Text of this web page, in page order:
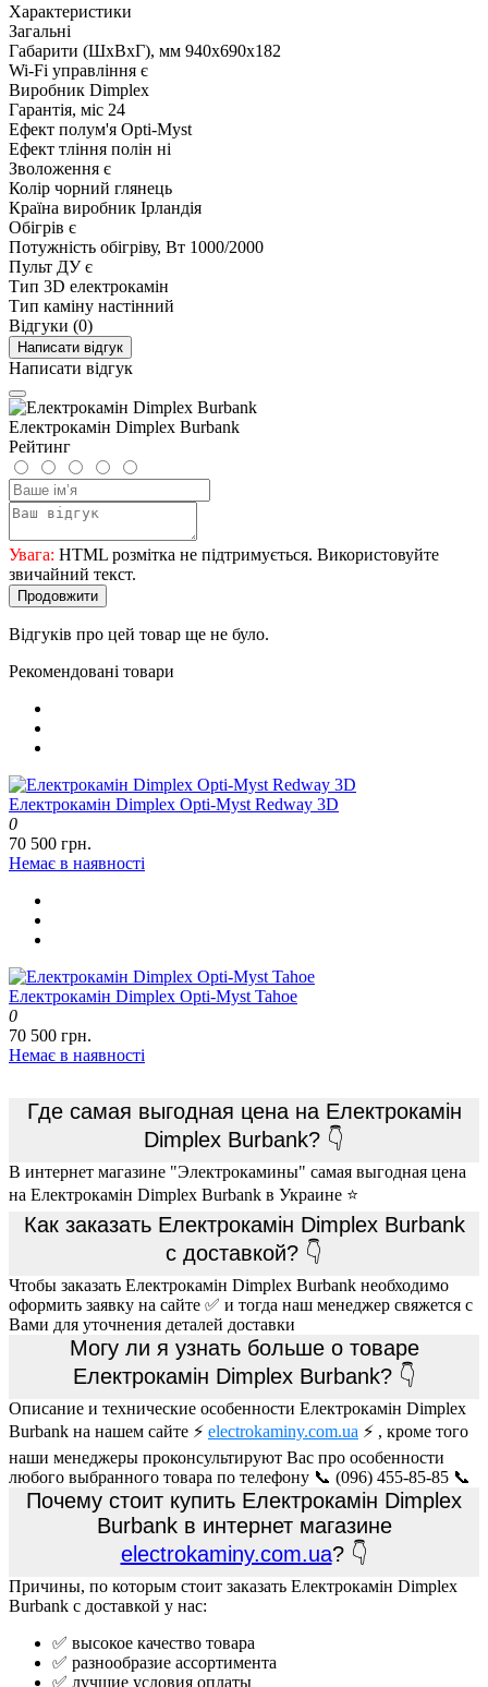
Характеристики
Загальні
Габарити (ШxВxГ), мм 940x690x182
Wi-Fi управління є
Виробник Dimplex
Гарантія, міс 24
Ефект полум'я Opti-Myst
Ефект тління полін ні
Зволоження є
Колір чорний глянець
Країна виробник Ірландія
Обігрів є
Потужність обігріву, Вт 1000/2000
Пульт ДУ є
Тип 3D електрокамін
Тип каміну настінний
Відгуки (0)
Написати відгук
Написати відгук
Електрокамін Dimplex Burbank
Рейтинг
Увага: HTML розмітка не підтримується. Використовуйте
звичайний текст.
Продовжити
Відгуків про цей товар ще не було.
Рекомендовані товари
Електрокамін Dimplex Opti-Myst Redway 3D
0
70 500 грн.
Немає в наявності
Електрокамін Dimplex Opti-Myst Tahoe
0
70 500 грн.
Немає в наявності
Где самая выгодная цена на Електрокамін
Dimplex Burbank? 👇
В интернет магазине "Электрокамины" самая выгодная цена
на Електрокамін Dimplex Burbank в Украине ⭐
Как заказать Електрокамін Dimplex Burbank
с доставкой? 👇
Чтобы заказать Електрокамін Dimplex Burbank необходимо
оформить заявку на сайте ✅ и тогда наш менеджер свяжется с
Вами для уточнения деталей доставки
Могу ли я узнать больше о товаре
Електрокамін Dimplex Burbank? 👇
Описание и технические особенности Електрокамін Dimplex
Burbank на нашем сайте ⚡ electrokaminy.com.ua ⚡ , кроме того
наши менеджеры проконсультируют Вас про особенности
любого выбранного товара по телефону 📞 (096) 455-85-85 📞
Почему стоит купить Електрокамін Dimplex
Burbank в интернет магазине
electrokaminy.com.ua? 👇
Причины, по которым стоит заказать Електрокамін Dimplex
Burbank с доставкой у нас:
✅ высокое качество товара
✅ разнообразие ассортимента
✅ лучшие условия оплаты